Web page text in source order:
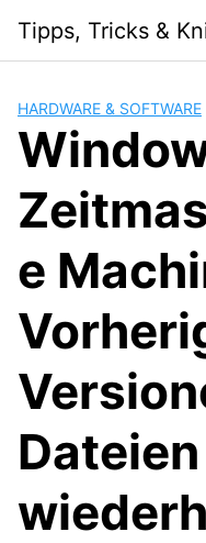
content
Tipps, Tricks &
HARDWARE & SOFTWARE
e
Dateien